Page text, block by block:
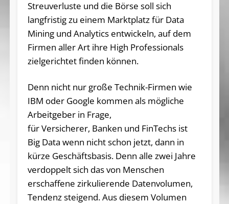
Streuverluste und die Börse soll sich
langfristig zu einem Marktplatz für Data
Mining und Analytics entwickeln, auf dem
Firmen aller Art ihre High Professionals
zielgerichtet finden können.
Denn nicht nur große Technik-Firmen wie
IBM oder Google kommen als mögliche
Arbeitgeber in Frage,
für Versicherer, Banken und FinTechs ist
Big Data wenn nicht schon jetzt, dann in
kürze Geschäftsbasis. Denn alle zwei Jahre
verdoppelt sich das von Menschen
erschaffene zirkulierende Datenvolumen,
Tendenz steigend. Aus diesem Volumen